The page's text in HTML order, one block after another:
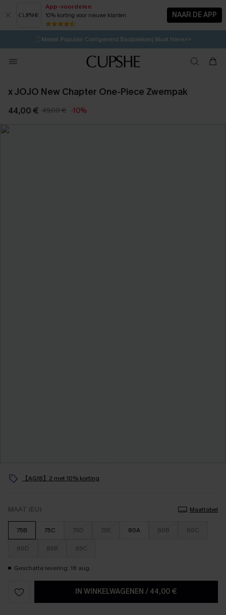
App-voordelen
10% korting voor nieuwe klanten NAAR DE APP
⚡️LAATSTE KANS | Tot 50% korting>>
🩱Meest Populair Corrigerend Badpakken| Must Have>>
💌Abonneer je & ontvang tot 15% korting>>
Koop 3, krijg 15% korting | CODE: SW15
x JOJO New Chapter One-Piece Zwempak
44,00 € 49,00 € -10%
【AG18】2 met 10% korting
MAAT (EU) Maattabel
75B 75C 75D 75E 80A 80B 80C
80D 85B 85C
Geschatte levering: 18 aug.
IN WINKELWAGENEN / 44,00 €